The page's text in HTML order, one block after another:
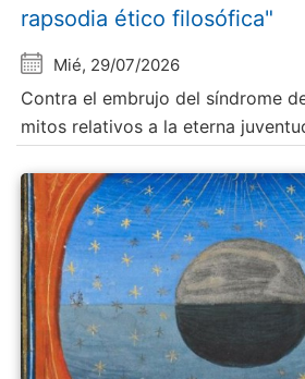
rapsodia ético filosófica"
Mié, 29/07/2026
Contra el embrujo del síndrome
mitos relativos a la eterna